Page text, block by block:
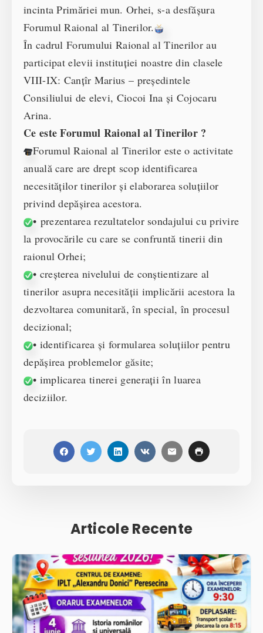
incinta Primăriei mun. Orhei, s-a desfășura
Forumul Raional al Tinerilor.
În cadrul Forumului Raional al Tinerilor au
participat elevii instituției noastre din clasele
VIII-IX: Canțîr Marius – președintele
Consiliului de elevi, Ciocoi Ina și Cojocaru
Arina.
Ce este Forumul Raional al Tinerilor ?
Forumul Raional al Tinerilor este o activitate
anuală care are drept scop identificarea
necesităților tinerilor și elaborarea soluțiilor
privind depășirea acestora.
• prezentarea rezultatelor sondajului cu privire
la provocările cu care se confruntă tinerii din
raionul Orhei;
• creșterea nivelului de conștientizare al
tinerilor asupra necesității implicării acestora la
dezvoltarea comunitară, în special, în procesul
decizional;
• identificarea și formularea soluțiilor pentru
depășirea problemelor găsite;
• implicarea tinerei generații în luarea
deciziilor.
Articole Recente